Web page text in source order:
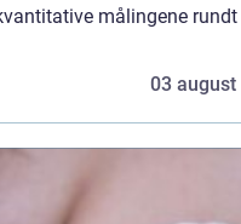
målingene rundt
03 august